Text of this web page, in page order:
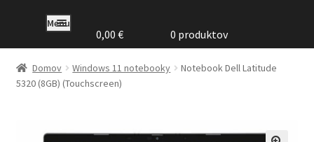
Menu
Domovská
stránka
0,00 € 0 produktov
Domov Windows 11 notebooky
Notebook Dell Latitude
5320 (8GB) (Touchscreen)